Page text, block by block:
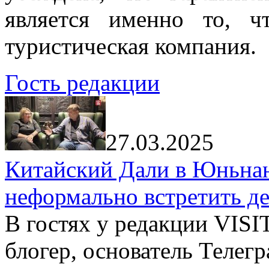
является именно то,
туристическая компания.
Гость редакции
27.03.2025
Китайский Дали в
неформально встретить
В гостях у редакции
блогер, основатель